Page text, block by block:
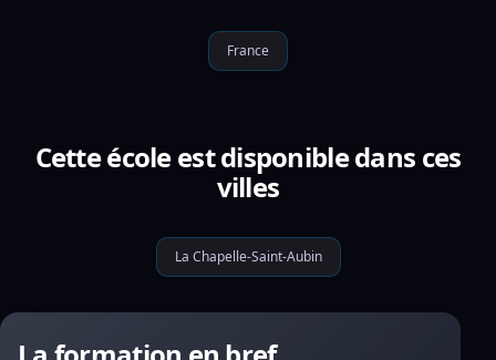
France
Cette école est disponible dans ces
villes
La Chapelle-Saint-Aubin